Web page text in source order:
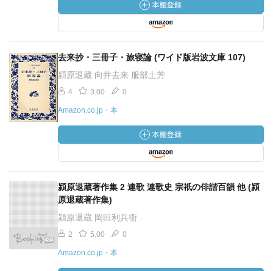
去来抄・三冊子・旅寝論 (ワイド版岩波文庫 107)
潁原退蔵 向井去来 服部土芳
4 3.00 0
Amazon.co.jp・本
潁原退蔵著作集 2 連歌 連歌史 宗祇の俳諧百韻 他 (潁
原退蔵著作集)
潁原退蔵 岡田利兵衛
2 5.00 0
Amazon.co.jp・本